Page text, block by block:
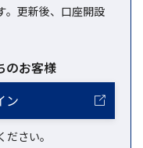
。更新後、口座開設
のお客様
ン
さい。